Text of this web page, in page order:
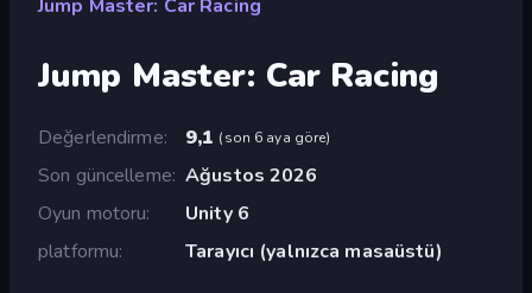
Jump Master: Car Racing
Jump Master: Car Racing
Değerlendirme 9,1 (son 6 aya göre)
Son güncelleme Ağustos 2026
Oyun motoru
Unity 6
platformu
Tarayıcı (yalnızca masaüstü)